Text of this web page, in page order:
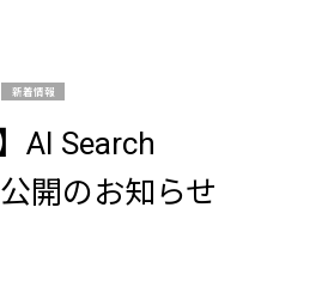
新着情報
AI Search
開のお知らせ